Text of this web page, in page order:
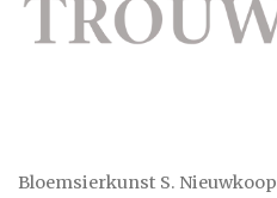
Bloemsierkunst S. Nieuwkoop